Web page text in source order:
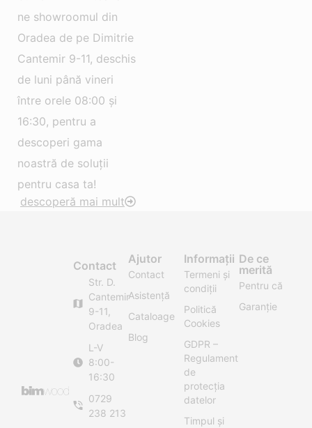
ne showroomul din
Oradea de pe Dimitrie
Cantemir 9-11, deschis
de luni până vineri
între orele 08:00 și
16:30, pentru a
descoperi gama
noastră de soluții
pentru casa ta!
descoperă mai mult
Contact
Str. D.
Cantemir
9-11,
Oradea
L-V
8:00-
16:30
0729
238 213
Ajutor
Contact
Asistență
Cataloage
Blog
Informații
Termeni și
condiții
Politică
Cookies
GDPR –
Regulament
de
protecția
datelor
Timpul și
De ce
merită
Pentru că
Garanție